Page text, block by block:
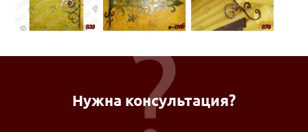
Нужна консультация?